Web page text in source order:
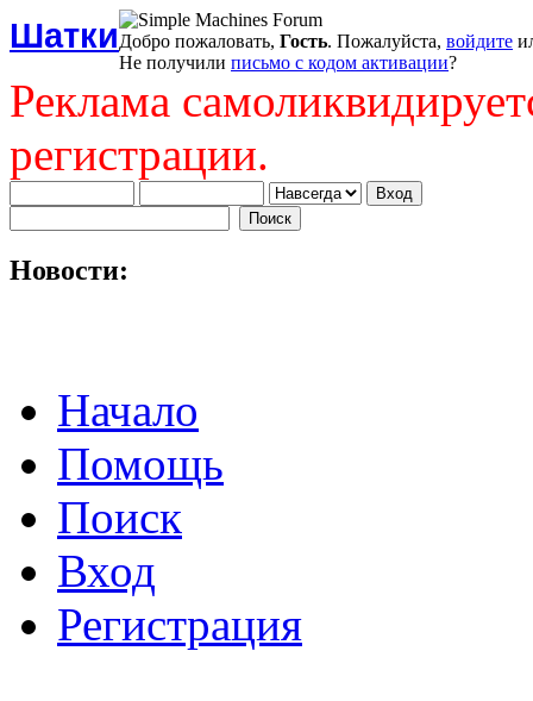
ШаткиДобро пожаловать, Гость. Пожалуйста, войдите
Не получили письмо с кодом активации?
Реклама
регистрации.
Новости:
Начало
Помощь
Поиск
Вход
Регистрация